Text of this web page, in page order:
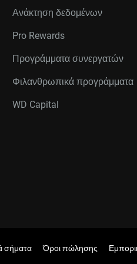
Ανάκτηση δεδομένων
Pro Rewards
Προγράμματα συνεργατών
Φιλανθρωπικά προγράμματα
WD Capital
σήματα Όροι πώλησης